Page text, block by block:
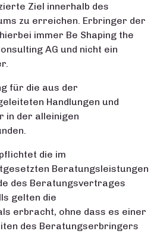
Ziel innerhalb des
zu erreichen. Erbringer der
immer Be Shaping the
AG und nicht ein
für die aus der
Handlungen und
in der alleinigen
die im
Beratungsleistungen
des Beratungsvertrages
gelten die
erbracht, ohne dass es einer
des Beratungserbringers